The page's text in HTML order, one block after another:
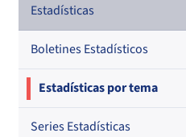
Documentos de trabajo
Documentos metodológicos
Estadísticas
Boletines Estadísticos
Estadísticas por tema
Series Estadísticas